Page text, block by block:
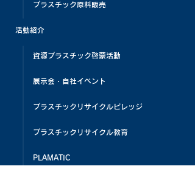
プラスチック原料販売
活動紹介
資源プラスチック啓蒙活動
展示会・自社イベント
プラスチックリサイクルビレッジ
プラスチックリサイクル教育
PLAMATIC